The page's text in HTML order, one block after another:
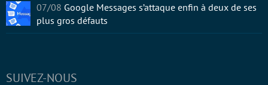
SUIVEZ-NOUS
07/08 Google Messages s’attaque enfin à deux de ses
plus gros défauts